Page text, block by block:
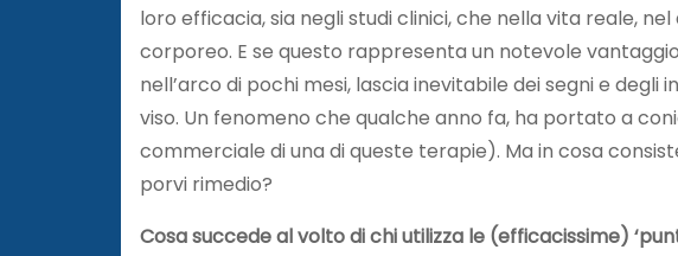
loro efficacia, sia negli studi clinici, che nella vita reale,
corporeo. E se questo rappresenta un notevole
nell’arco di pochi mesi, lascia inevitabile dei segni e
viso. Un fenomeno che qualche anno fa, ha portato a
commerciale di una di queste terapie). Ma in cosa
porvi rimedio?
Cosa succede al volto di chi utilizza le (efficacissime)